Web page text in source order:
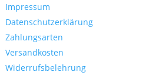
Impressum
Datenschutzerklärung
Zahlungsarten
Versandkosten
Widerrufsbelehrung